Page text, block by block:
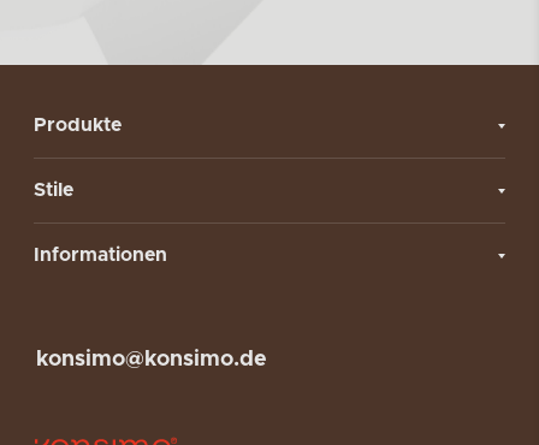
Produkte
Stile
Informationen
konsimo@konsimo.de